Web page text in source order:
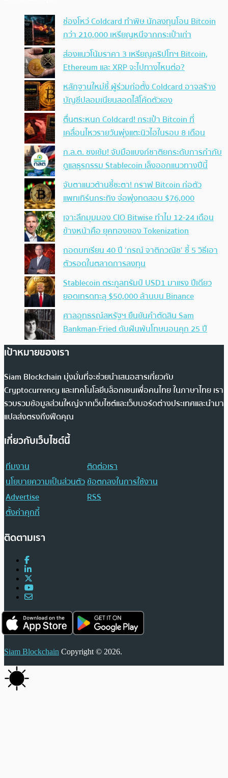
ช่องโหว่ Coldcard ทำพิษ นักลงทุนโอน Bitcoin
กว่า 210,000 เหรียญหนีจากกระเป๋าเก่า
ส่องแนวโน้มราคา 3 เหรียญคริปโทฯ Bitcoin,
Ethereum และ XRP จะไปทางไหนต่อ?
หลักฐานใหม่ชี้ ผู้ร่วมก่อตั้ง Coldcard อาจสร้าง
บัญชีปลอมเนียนสอดไส้โค้ดตัวเอง
ตื่นตระหนก Coldcard! กระเป๋า Bitcoin ที่
เคลื่อนไหวรายวันพุ่งแตะนิวไฮในรอบ 8 เดือน
ก.ล.ต. ชงเข้ม! จับมือแบงก์ชาติยกระดับการกำกับ
ดูแลธุรกรรม Stablecoin เล็งออกแนวทางปีนี้
จับตาแนวต้านชี้ชะตา! กราฟ Bitcoin ก่อตัว
แพทเทิร์นกระทิง จ่อพุ่งทดสอบ $76,000
เจาะลึกมุมมอง CIO Bitwise ทำไม 12-24 เดือน
ข้างหน้าคือ ยุคทองของ Tokenization
ถอดบทเรียน 40 ปี ‘กรณ์ จาติกวณิช’ ชี้ 5 วิธีเอา
ตัวรอดในตลาดการลงทุน
Stablecoin ตระกูลทรัมป์ USD1 มาแรง ปีเดียว
ยอดเทรดทะลุ $50,000 ล้านบน Binance
ศาลอุทธรณ์สหรัฐฯ ยืนยันคำตัดสิน Sam
Bankman-Fried ดับฝันพ้นโทษนอนคุก 25 ปี
เป้าหมายของเรา
Siam Blockchain มุ่งมั่นที่จะช่วยนำเสนอสารเกี่ยวกับ
Cryptocurrency และเทคโนโลยีบล็อกเชนเพื่อคนไทย ในภาษาไทย เรา
รวบรวมข้อมูลส่วนใหญ่จากเว็บไซต์และเว็บบอร์ดต่างประเทศและนำมา
แปลส่งตรงถึงฟีดคุณ
เกี่ยวกับเว็บไซต์นี้
ทีมงาน
ติดต่อเรา
นโยบายความเป็นส่วนตัวข้อตกลงในการใช้งาน
Advertise
RSS
ตั้งค่าคุกกี้
ติดตามเรา
Siam Blockchain Copyright © 2026.